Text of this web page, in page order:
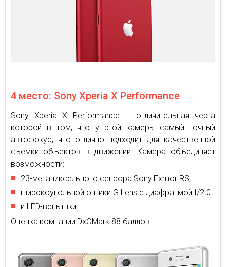
4 место: Sony Xperia X Performance
Sony Xperia X Performance — отличительная черта
которой в том, что у этой камеры самый точный
автофокус, что отлично подходит для качественной
съемки объектов в движении. Камера объединяет
возможности:
23-мегапиксельного сенсора Sony Exmor RS,
широкоугольной оптики G Lens с диафрагмой f/2.0
и LED-вспышки.
Оценка компании DxOMark 88 баллов.